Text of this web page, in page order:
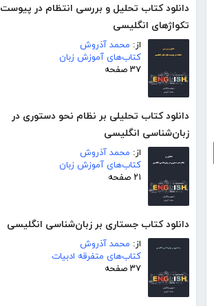
دانلود کتاب تحلیل و بررسی انتظام در پیوست
تکواژهای انگلیسی
از: محمد آذروش
کتاب‌های آموزش زبان
۳۷ صفحه
دانلود کتاب تحلیلی بر نظام نحو دستوری در
زبان‌شناسی انگلیسی
از: محمد آذروش
کتاب‌های آموزش زبان
۲۱ صفحه
دانلود کتاب جستاری بر زبان‌شناسی انگلیسی
از: محمد آذروش
کتاب‌های متفرقه ادبیات
۳۷ صفحه